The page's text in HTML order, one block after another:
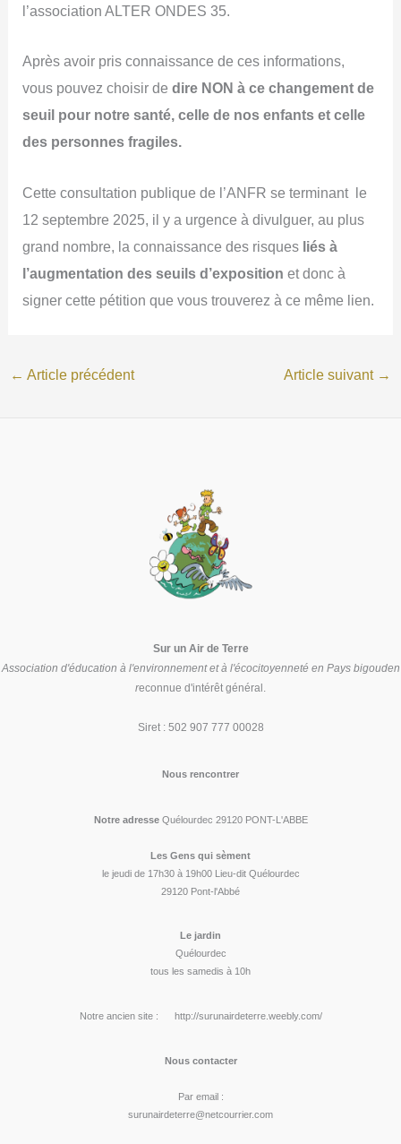
l’association ALTER ONDES 35.
Après avoir pris connaissance de ces informations,
vous pouvez choisir dedire NON à ce changement de
seuil pour notre santé, celle de nos enfants et celle
des personnes fragiles.
Cette consultation publique de l’ANFR se terminant le
12 septembre 2025, il y a urgence à divulguer, au plus
grand nombre, la connaissance des risques liés à
l’augmentation des seuils d’exposition et donc à
signer cette pétition que vous trouverez à ce même lien.
← Article précédent Article suivant →
Sur un Air de Terre
Association d'éducation à l'environnement et à l'écocitoyenneté en Pays bigouden
reconnue d'intérêt général.
Siret : 502 907 777 00028
Nous rencontrer
Notre adresseQuélourdec 29120 PONT-L'ABBE
Les Gens qui sèment
le jeudi de 17h30 à 19h00 Lieu-dit Quélourdec
29120 Pont-l'Abbé
Le jardin
Quélourdec
tous les samedis à 10h
Notre ancien site : http://surunairdeterre.weebly.com/
Nous contacter
Par email :
surunairdeterre@netcourrier.com